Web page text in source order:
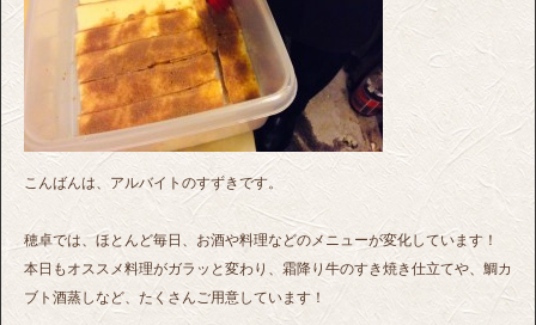
こんばんは、アルバイトのすずきです。
穂卓では、ほとんど毎日、お酒や料理などのメニューが変化しています！
本日もオススメ料理がガラッと変わり、霜降り牛のすき焼き仕立てや、鯛カ
ブト酒蒸しなど、たくさんご用意しています！